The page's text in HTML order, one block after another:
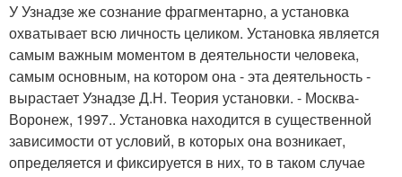
У Узнадзе же сознание фрагментарно, а установка
охватывает всю личность целиком. Установка является
самым важным моментом в деятельности человека,
самым основным, на котором она - эта деятельность -
вырастает Узнадзе Д.Н. Теория установки. - Москва-
Воронеж, 1997.. Установка находится в существенной
зависимости от условий, в которых она возникает,
определяется и фиксируется в них, то в таком случае